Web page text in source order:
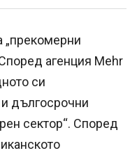
агенция Mehr
си
дългосрочни
сектор“. Според